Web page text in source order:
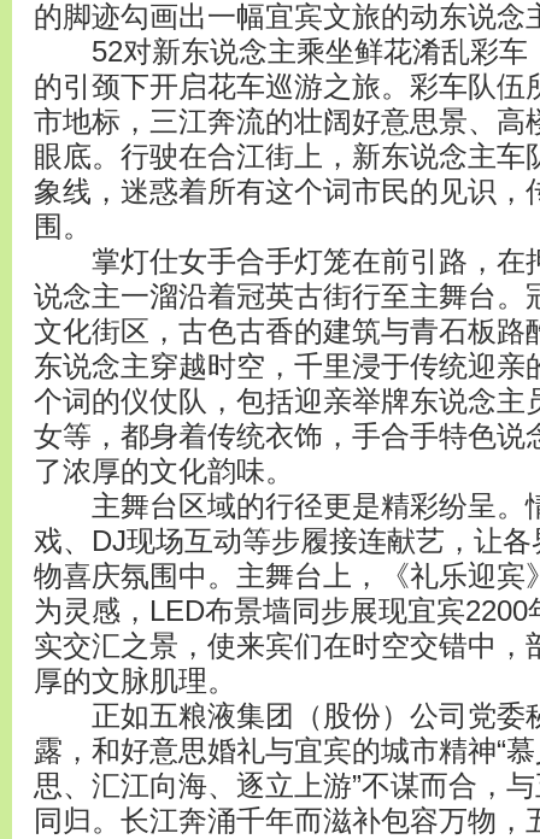
的脚迹勾画出一幅宜宾文旅的动东说念
52对新东说念主乘坐鲜花淆乱彩车
的引颈下开启花车巡游之旅。彩车队伍
市地标，三江奔流的壮阔好意思景、高
眼底。行驶在合江街上，新东说念主车
象线，迷惑着所有这个词市民的见识，
围。
掌灯仕女手合手灯笼在前引路，在
说念主一溜沿着冠英古街行至主舞台。
文化街区，古色古香的建筑与青石板路
东说念主穿越时空，千里浸于传统迎亲
个词的仪仗队，包括迎亲举牌东说念主
女等，都身着传统衣饰，手合手特色说
了浓厚的文化韵味。
主舞台区域的行径更是精彩纷呈。
戏、DJ现场互动等步履接连献艺，让
物喜庆氛围中。主舞台上，《礼乐迎宾
为灵感，LED布景墙同步展现宜宾
实交汇之景，使来宾们在时空交错中，
厚的文脉肌理。
正如五粮液集团（股份）公司党委
露，和好意思婚礼与宜宾的城市精神“
思、汇江向海、逐立上游”不谋而合，
同归。长江奔涌千年而滋补包容万物，